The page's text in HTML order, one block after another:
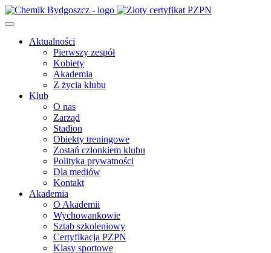
Aktualności
Pierwszy zespół
Kobiety
Akademia
Z życia klubu
Klub
O nas
Zarząd
Stadion
Obiekty treningowe
Zostań członkiem klubu
Polityka prywatności
Dla mediów
Kontakt
Akademia
O Akademii
Wychowankowie
Sztab szkoleniowy
Certyfikacja PZPN
Klasy sportowe